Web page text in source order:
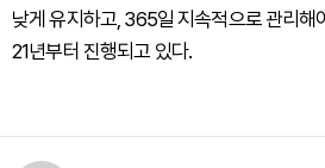
낮게 유지하고, 365일 지속적으로 관리해
21년부터 진행되고 있다.